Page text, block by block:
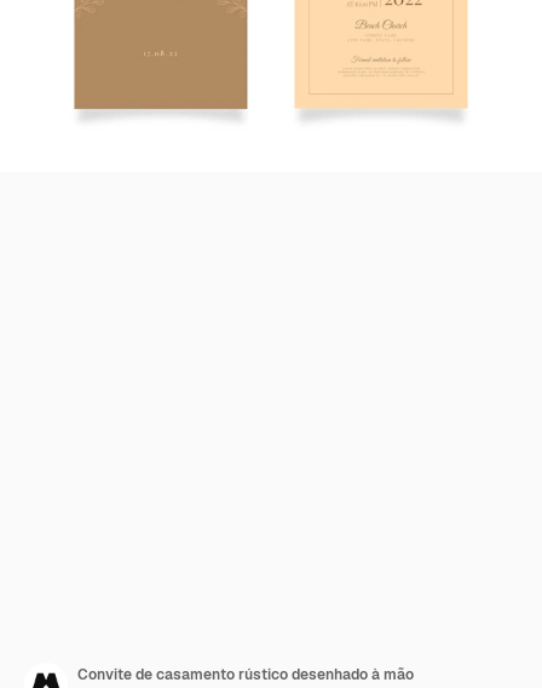
Convite de casamento rústico desenhado à mão